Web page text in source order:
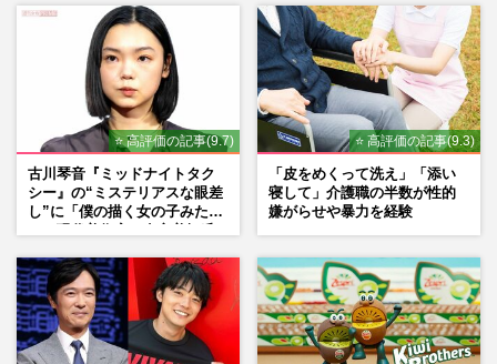
⭐ 高評価の記事(9.7)
古川琴音『ミッドナイトタク
シー』の“ミステリアスな眼差
し”に「僕の描く女の子みた
⭐ 高評価の記事(9.3)
「皮をめくって洗え」「添い
寝して」介護職の半数が性的
嫌がらせや暴力を経験